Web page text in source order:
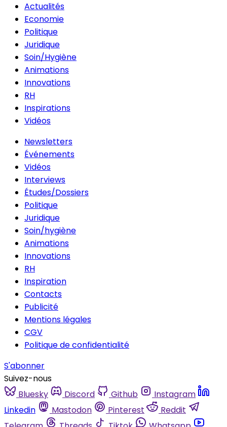
Actualités
Economie
Politique
Juridique
Soin/Hygiène
Animations
Innovations
RH
Inspirations
Vidéos
Newsletters
Événements
Vidéos
Interviews
Études/Dossiers
Politique
Juridique
Soin/hygiène
Animations
Innovations
RH
Inspiration
Contacts
Publicité
Mentions légales
CGV
Politique de confidentialité
S'abonner
Suivez-nous
Bluesky
Discord Github
Instagram
Linkedin
Mastodon Pinterest
Reddit